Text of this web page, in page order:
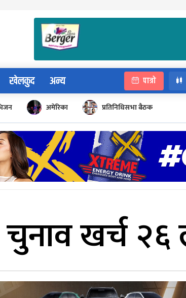
खेलकुद अन्य पात्रो
अमेरिका प्रतिनिधिसभा बैठक
चुनाव खर्च